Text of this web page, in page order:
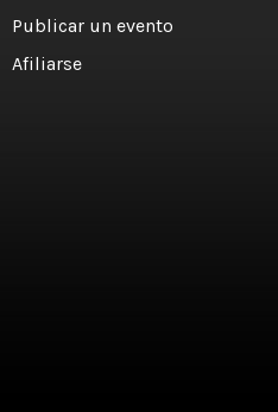
Publicar un evento
Afiliarse